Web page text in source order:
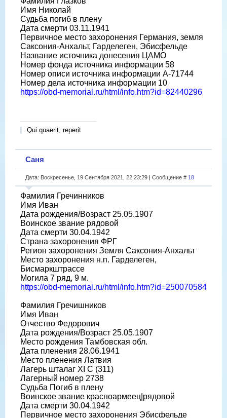
Имя Николай
Судьба погиб в плену
Дата смерти 03.11.1941
Первичное место захоронения Германия, земля
Саксония-Анхальт, Гарделеген, Эбисфельде
Название источника донесения ЦАМО
Номер фонда источника информации 58
Номер описи источника информации A-71744
Номер дела источника информации 10
https://obd-memorial.ru/html/info.htm?id=82440296
Qui quaerit, reperit
Саня
Дата: Воскресенье, 19 Сентября 2021, 22:23:29 | Сообщение # 18
Фамилия Гречинников
Имя Иван
Дата рождения/Возраст 25.05.1907
Воинское звание рядовой
Дата смерти 30.04.1942
Страна захоронения ФРГ
Регион захоронения Земля Саксония-Анхальт
Место захоронения н.п. Гарделеген,
Бисмаркштрассе
Могила 7 ряд, 9 м.
https://obd-memorial.ru/html/info.htm?id=250070584
Фамилия Гречишников
Имя Иван
Отчество Федорович
Дата рождения/Возраст 25.05.1907
Место рождения Тамбовская обл.
Дата пленения 28.06.1941
Место пленения Латвия
Лагерь шталаг XI C (311)
Лагерный номер 2738
Судьба Погиб в плену
Воинское звание красноармеец|рядовой
Дата смерти 30.04.1942
Первичное место захоронения Эбисфельде